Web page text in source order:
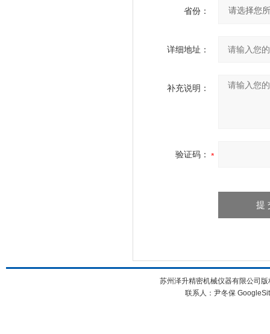
省份：
详细地址：
补充说明：
验证码：
苏州泽升精密机械仪器有限公司
联系人：尹冬保